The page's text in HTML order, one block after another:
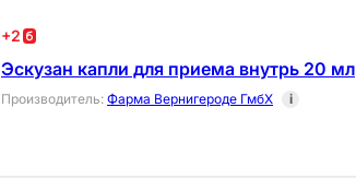
+2
Эскузан капли для приема внутрь 20 мл
Производитель: Фарма Вернигероде ГмбХ i